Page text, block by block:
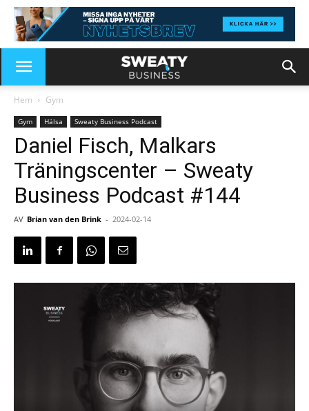
Hem Gym
Gym Hälsa Sweaty Business Podcast
Daniel Fisch, Malkars
Träningscenter – Sweaty
Business Podcast #144
AV Brian van den Brink - 2024-02-14